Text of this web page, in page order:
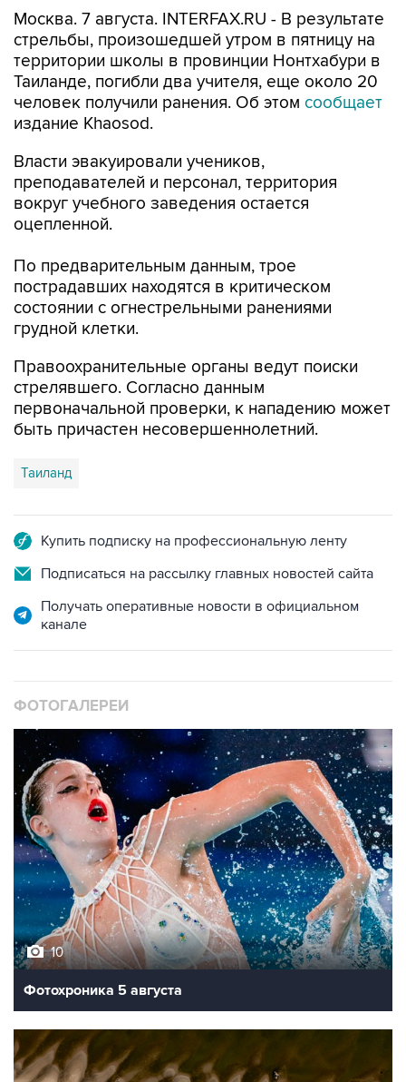
Москва. 7 августа. INTERFAX.RU - В результате
стрельбы, произошедшей утром в пятницу на
территории школы в провинции Нонтхабури в
Таиланде, погибли два учителя, еще около 20
человек получили ранения. Об этом сообщает
издание Khaosod.
Власти эвакуировали учеников,
преподавателей и персонал, территория
вокруг учебного заведения остается
оцепленной.
По предварительным данным, трое
пострадавших находятся в критическом
состоянии с огнестрельными ранениями
грудной клетки.
Правоохранительные органы ведут поиски
стрелявшего. Согласно данным
первоначальной проверки, к нападению может
быть причастен несовершеннолетний.
Таиланд
Купить подписку на профессиональную ленту
Подписаться на рассылку главных новостей сайта
Получать оперативные новости в официальном
канале
ФОТОГАЛЕРЕИ
10
Фотохроника 5 августа